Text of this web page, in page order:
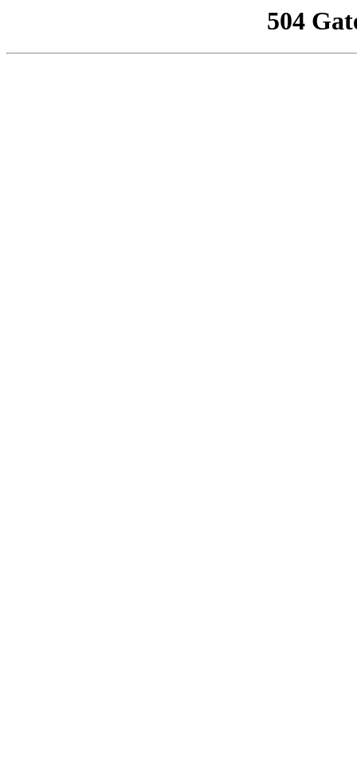
504